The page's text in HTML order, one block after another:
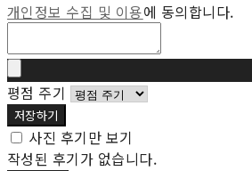
개인정보 수집 및 이용에 동의합니다.
평점 주기
저장하기
사진 후기만 보기
작성된 후기가 없습니다.